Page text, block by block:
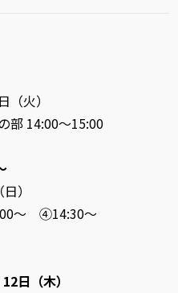
火）
部 14:00～15:00
）
～ ④14:30～
日（木）